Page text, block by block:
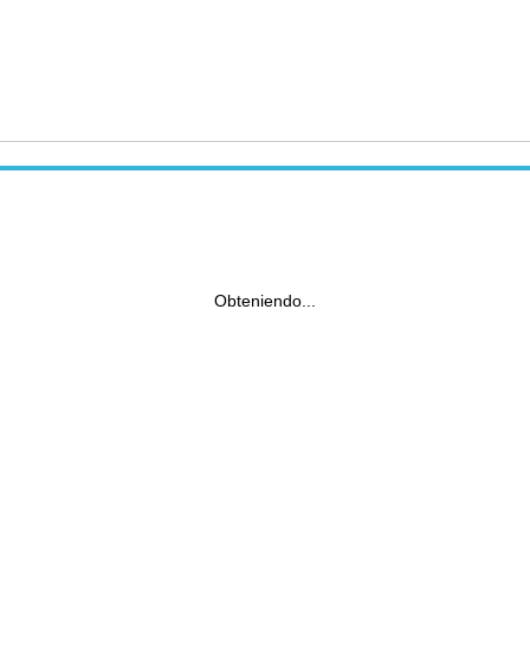
Obteniendo...